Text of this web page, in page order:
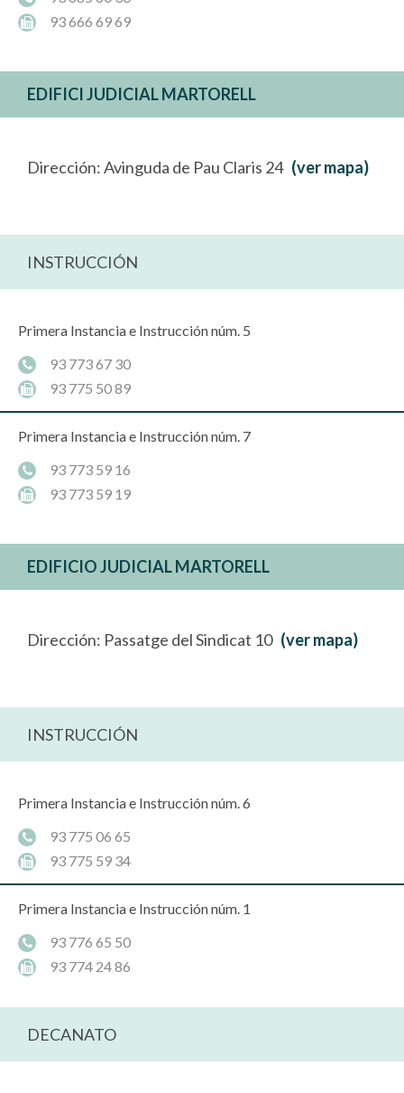
93 666 69 69
EDIFICI JUDICIAL MARTORELL
Dirección: Avinguda de Pau Claris 24 (ver mapa)
INSTRUCCIÓN
Primera Instancia e Instrucción núm. 5
93 773 67 30
93 775 50 89
Primera Instancia e Instrucción núm. 7
93 773 59 16
93 773 59 19
EDIFICIO JUDICIAL MARTORELL
Dirección: Passatge del Sindicat 10 (ver mapa)
INSTRUCCIÓN
Primera Instancia e Instrucción núm. 6
93 775 06 65
93 775 59 34
Primera Instancia e Instrucción núm. 1
93 776 65 50
93 774 24 86
DECANATO